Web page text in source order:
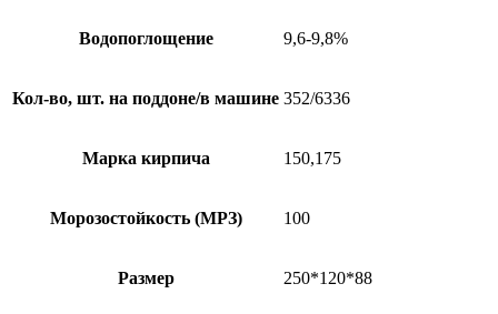
Водопоглощение 9,6-9,8%
Кол-во, шт. на поддоне/в машине 352/6336
Марка кирпича 150,175
Морозостойкость (МРЗ) 100
Размер 250*120*88